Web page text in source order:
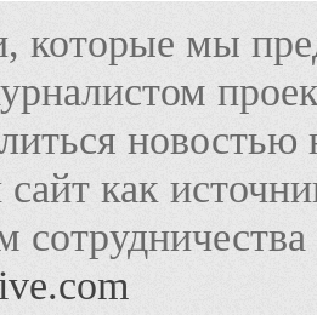
которые мы
сайт как